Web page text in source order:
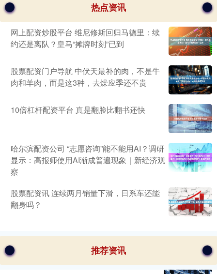
热点资讯
网上配资炒股平台 维尼修斯回归马德里：续
约还是离队？皇马“摊牌时刻”已到
股票配资门户导航 中伏天最补的肉，不是牛
肉和羊肉，而是这3种，去燥应季还不贵
10倍杠杆配资平台 真是翻脸比翻书还快
哈尔滨配资公司 “志愿咨询”能不能用AI？调研
显示：高报师使用AI渐成普遍现象｜新经济观
察
股票配资讯 连续两月销量下滑，日系车还能
翻身吗？
推荐资讯